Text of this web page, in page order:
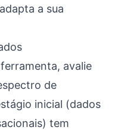
a sua
avalie
de
inicial (dados
tem